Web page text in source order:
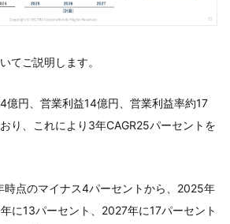
てご説明します。
億円、営業利益14億円、営業利益率約17
り、これにより3年CAGR25パーセントを
点のマイナス4パーセントから、2025年
に13パーセント、2027年に17パーセント